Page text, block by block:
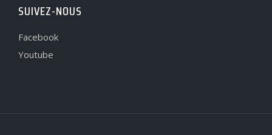
SUIVEZ-NOUS
Facebook
Youtube